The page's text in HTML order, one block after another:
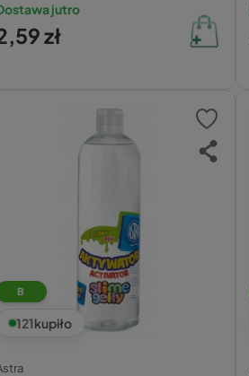
jutro
zł
B
121kupiło